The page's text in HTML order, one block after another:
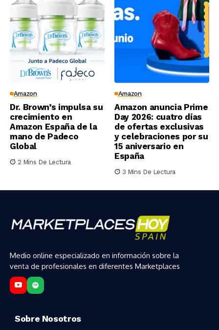
Amazon
Dr. Brown’s impulsa su
crecimiento en
Amazon España de la
mano de Padeco
Global
2 Mins De Lectura
Amazon
Amazon anuncia Prime
Day 2026: cuatro días
de ofertas exclusivas
y celebraciones por su
15 aniversario en
España
3 Mins De Lectura
Medio online especializado en información sobre la
venta de profesionales en diferentes Marketplaces
Sobre Nosotros